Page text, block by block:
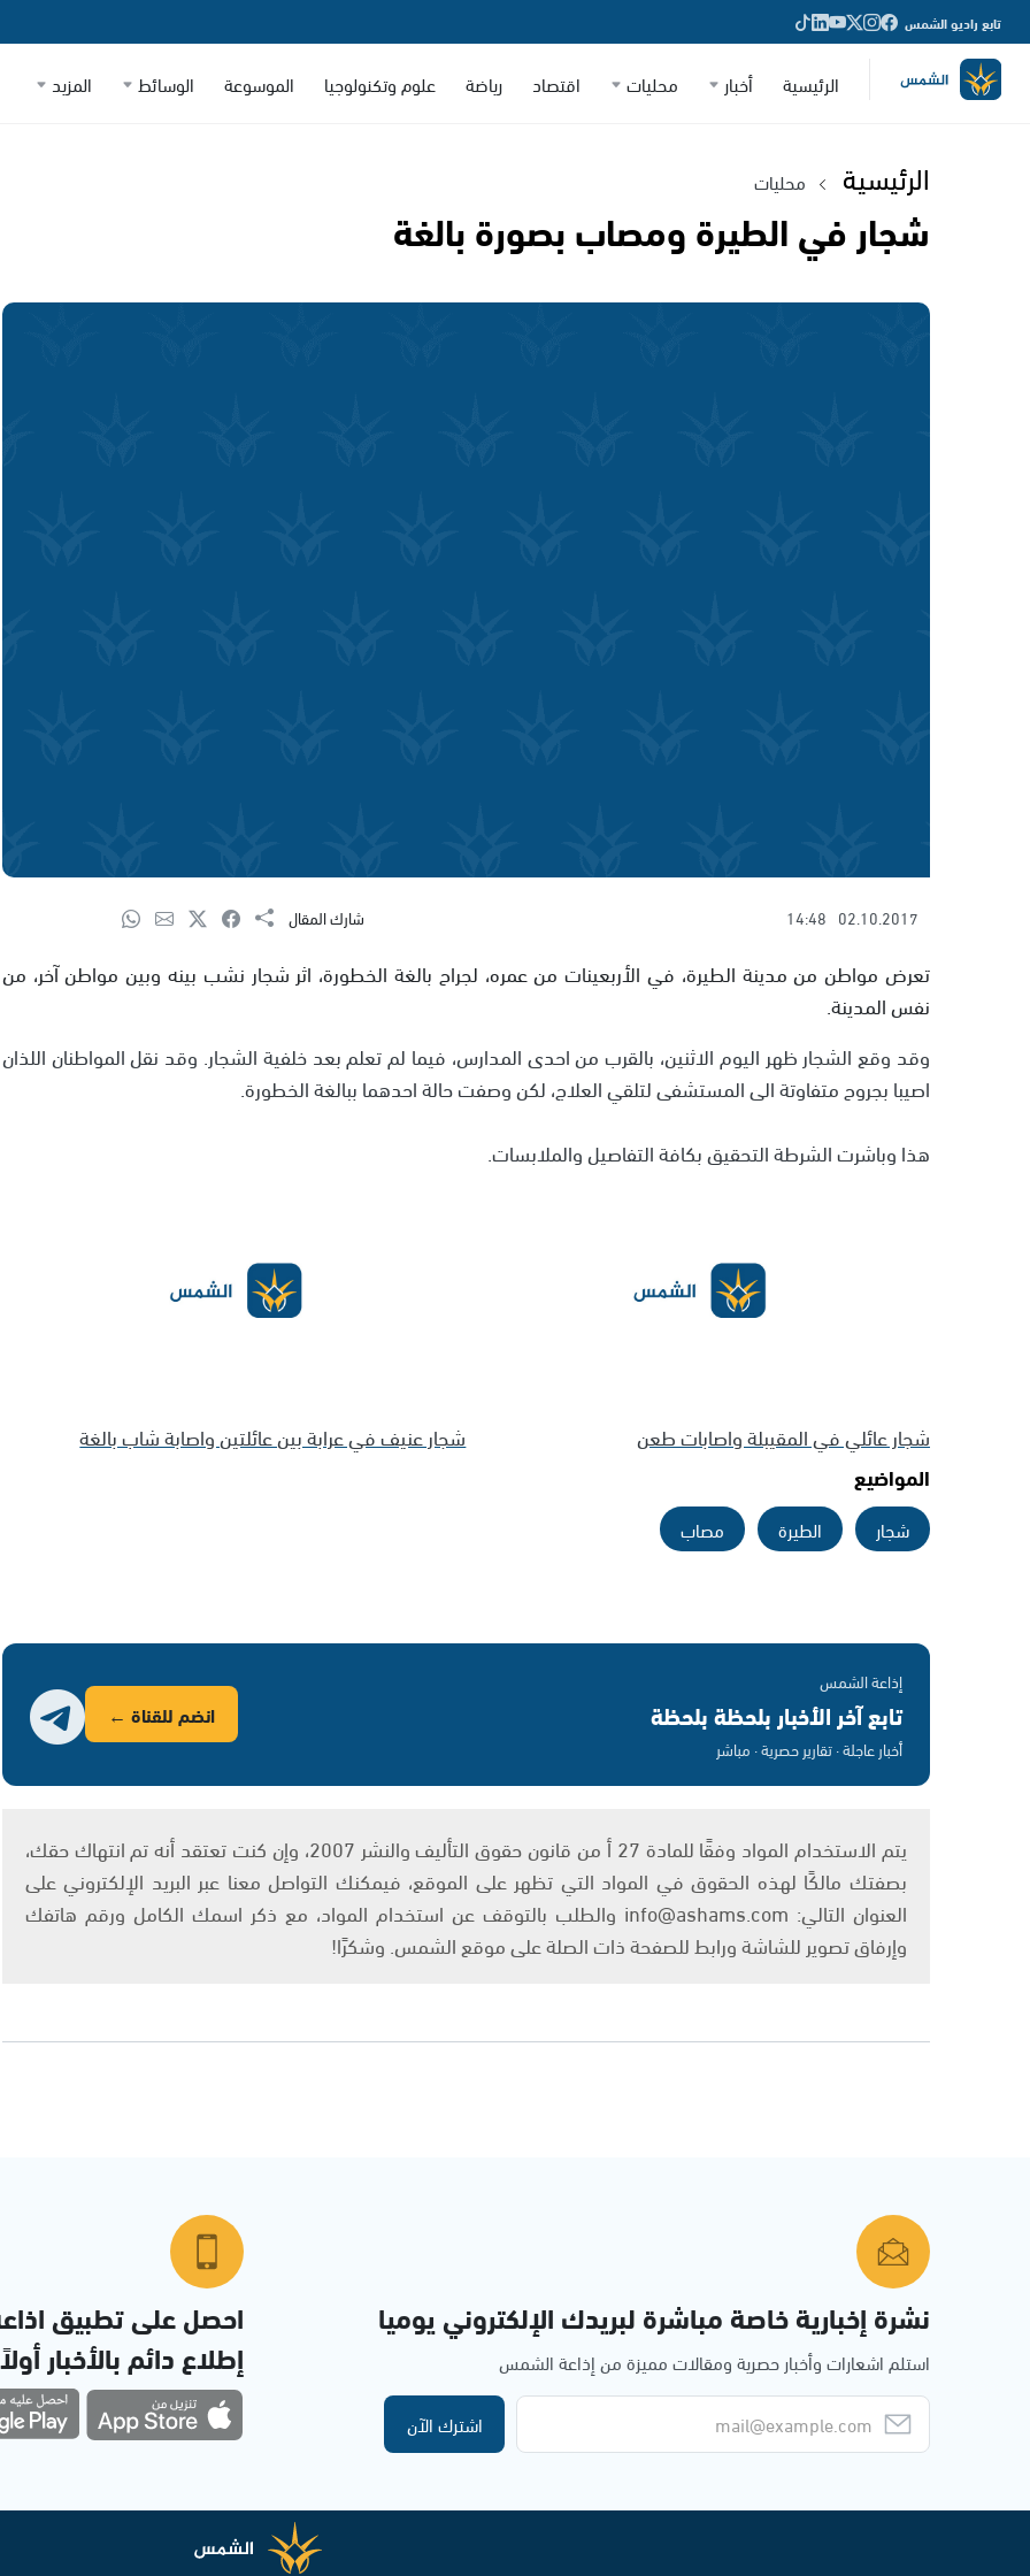
تابع راديو الشمس
الرئيسية أخبار محليات اقتصاد رياضة علوم وتكنولوجيا الموسوعة الوسائط المزيد
الرئيسية محليات
شجار في الطيرة ومصاب بصورة بالغة
02.10.2017
14:48 شارك المقال
تعرض مواطن من مدينة الطيرة، في الأربعينات من عمره، لجراح بالغة الخطورة، اثر شجار نشب بينه وبين مواطن آخر، من
نفس المدينة.
وقد وقع الشجار ظهر اليوم الاثنين، بالقرب من احدى المدارس، فيما لم تعلم بعد خلفية الشجار. وقد نقل المواطنان اللذان
اصيبا بجروح متفاوتة الى المستشفى لتلقي العلاج، لكن وصفت حالة احدهما ببالغة الخطورة.
هذا وباشرت الشرطة التحقيق بكافة التفاصيل والملابسات.
شجار عائلي في المقيبلة واصابات طعن
شجار عنيف في عرابة بين عائلتين واصابة شاب بالغة
المواضيع
شجار الطيرة مصاب
إذاعة الشمس
تابع آخر الأخبار بلحظة بلحظة
أخبار عاجلة · تقارير حصرية · مباشر
انضم للقناة ←
يتم الاستخدام المواد وفقًا للمادة 27 أ من قانون حقوق التأليف والنشر 2007، وإن كنت تعتقد أنه تم انتهاك حقك،
بصفتك مالكًا لهذه الحقوق في المواد التي تظهر على الموقع، فيمكنك التواصل معنا عبر البريد الإلكتروني على
العنوان التالي: info@ashams.com والطلب بالتوقف عن استخدام المواد، مع ذكر اسمك الكامل ورقم هاتفك
وإرفاق تصوير للشاشة ورابط للصفحة ذات الصلة على موقع الشمس. وشكرًا!
نشرة إخبارية خاصة مباشرة لبريدك الإلكتروني يوميا
استلم اشعارات وأخبار حصرية ومقالات مميزة من إذاعة الشمس
اشترك الآن
احصل على تطبيق
إطلاع دائم بالأخبار